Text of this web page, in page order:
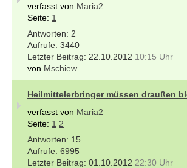
verfasst von Maria2
Seite: 1
2
3440
22.10.2012 10:15 Uhr
von Mschiew.
Heilmittelerbringer müssen draußen
verfasst von Maria2
Seite: 1 2
15
6995
01.10.2012 22:30 Uhr